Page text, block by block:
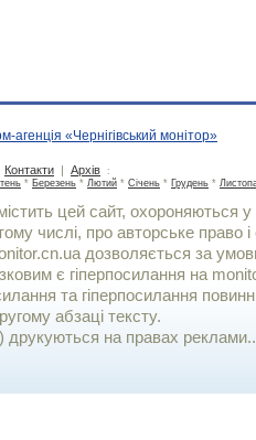
агенція «Чернігівський монітор»
Контакти | Архів :
* Березень * Лютий * Січень * Грудень *
цей сайт, охороняються у
числі, про авторське право і
дозволяється за
є гiперпосилання на
та гіперпосилання
абзаці тексту.
друкуються на правах реклами..